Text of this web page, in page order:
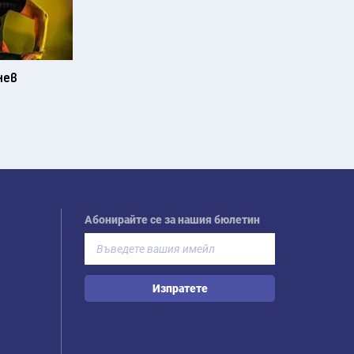
Абонирайте се за нашия бюлетин
Изпратете